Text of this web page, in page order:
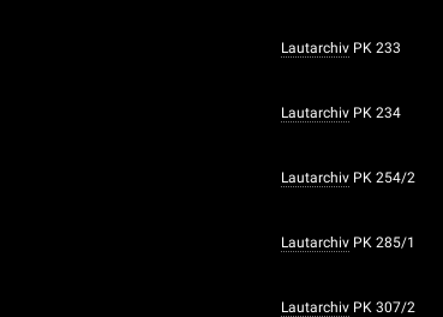
Lautarchiv PK 233
Lautarchiv PK 234
Lautarchiv PK 254/2
Lautarchiv PK 285/1
Lautarchiv PK 307/2